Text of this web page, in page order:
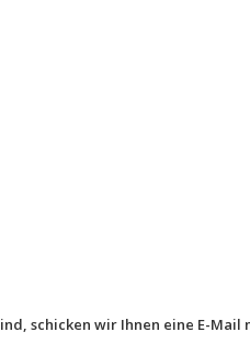
schicken wir Ihnen eine E-Mail